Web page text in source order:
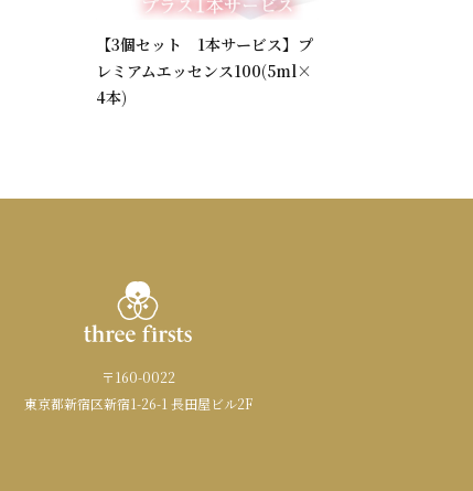
【3個セット 1本サービス】プ
レミアムエッセンス100(5ml×
4本)
〒160-0022
東京都新宿区新宿1-26-1 長田屋ビル2F